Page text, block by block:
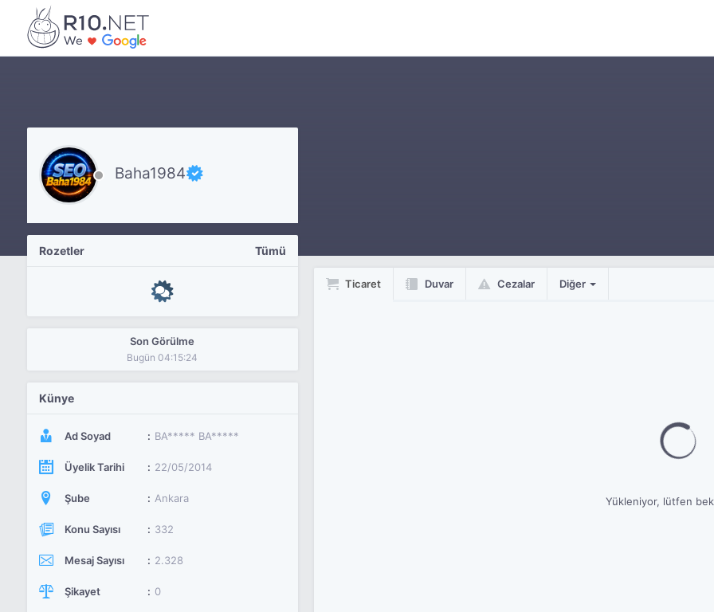
Baha1984
Rozetler Tümü
Son Görülme
Bugün 04:15:24
Künye
Ad Soyad BA***** BA*****
Üyelik Tarihi 22/05/2014
Şube Ankara
Konu Sayısı 332
Mesaj Sayısı 2.328
Şikayet 0
Ticaret Duvar Cezalar Diğer
Yükleniyor, lütfen